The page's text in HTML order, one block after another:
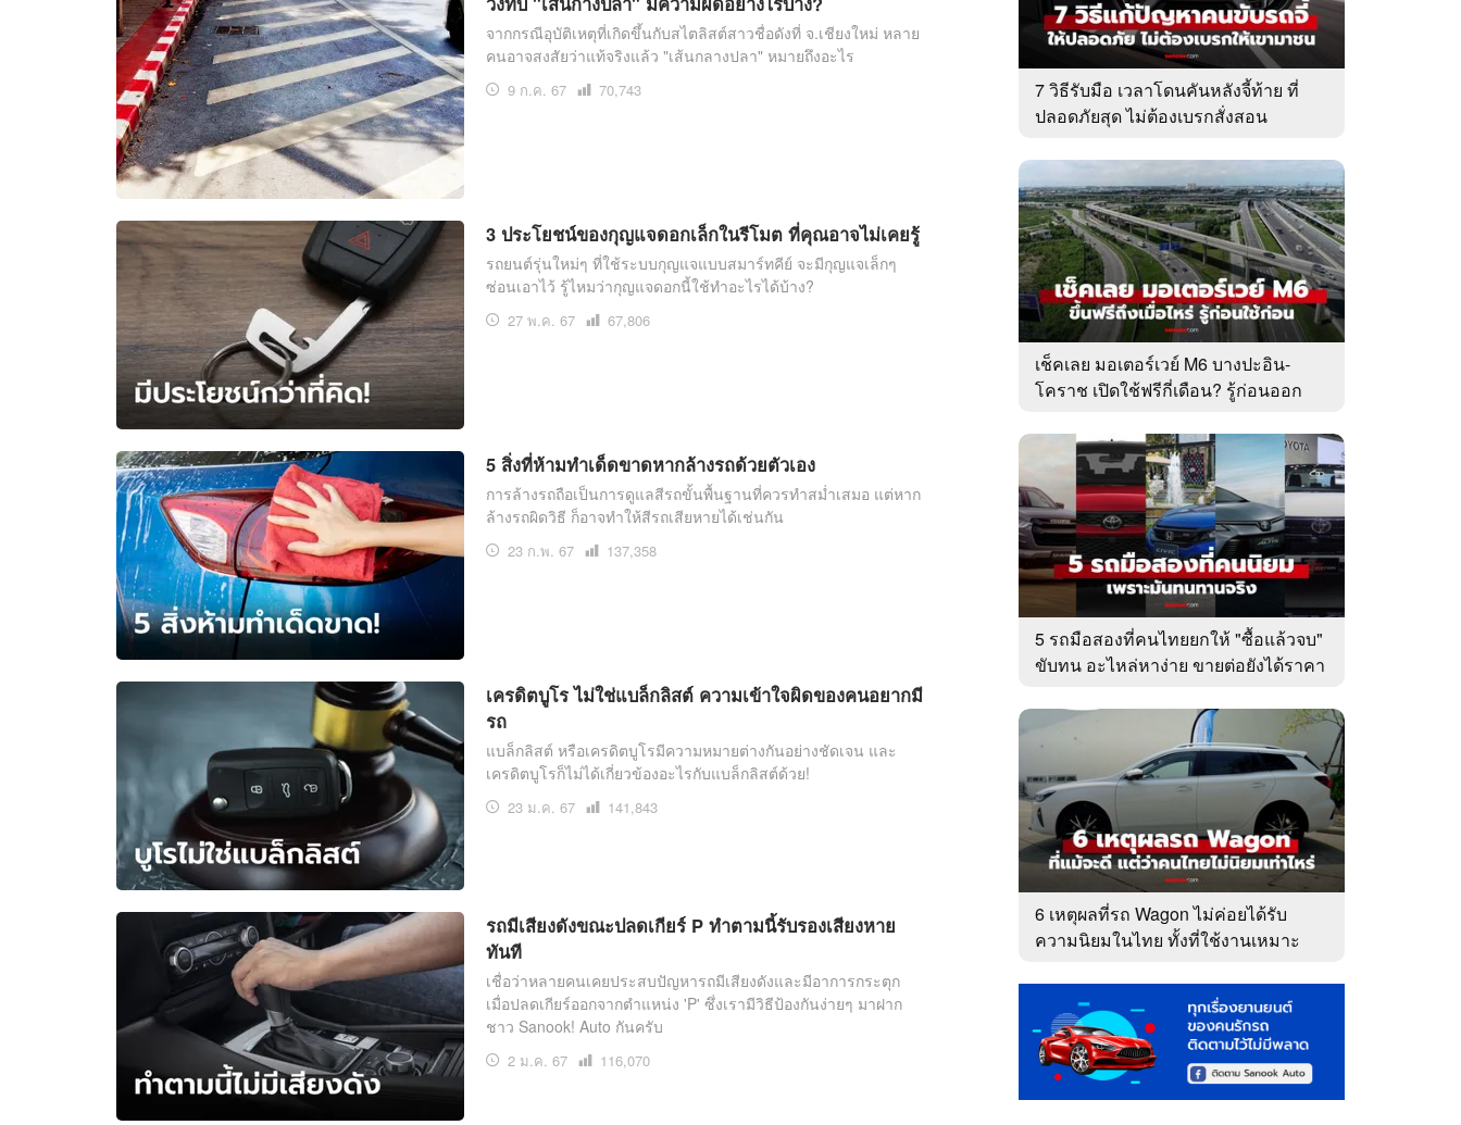
จากกรณีอุบัติเหตุที่เกิดขึ้นกับสไตลิสต์สาวชื่อดังที่ จ.เชียงใหม่ หลาย
คนอาจสงสัยว่าแท้จริงแล้ว "เส้นกลางปลา" หมายถึงอะไร
9 ก.ค. 67
เปิด
70,743
3 ประโยชน์ของกุญแจดอกเล็กในรีโมต ที่คุณอาจไม่เคยรู้
รถยนต์รุ่นใหม่ๆ ที่ใช้ระบบกุญแจแบบสมาร์ทคีย์ จะมีกุญแจเล็กๆ
ซ่อนเอาไว้ รู้ไหมว่ากุญแจดอกนี้ใช้ทำอะไรได้บ้าง?
27 พ.ค. 67
เปิด
67,806
5 สิ่งที่ห้ามทำเด็ดขาดหากล้างรถด้วยตัวเอง
การล้างรถถือเป็นการดูแลสีรถขั้นพื้นฐานที่ควรทำสม่ำเสมอ แต่หาก
ล้างรถผิดวิธี ก็อาจทำให้สีรถเสียหายได้เช่นกัน
23 ก.พ. 67
เปิด
137,358
เครดิตบูโร ไม่ใช่แบล็กลิสต์ ความเข้าใจผิดของคนอยากมี
รถ
แบล็กลิสต์ หรือเครดิตบูโรมีความหมายต่างกันอย่างชัดเจน และ
เครดิตบูโรก็ไม่ได้เกี่ยวข้องอะไรกับแบล็กลิสต์ด้วย!
23 ม.ค. 67
เปิด
141,843
รถมีเสียงดังขณะปลดเกียร์ P ทำตามนี้รับรองเสียงหาย
ทันที
เชื่อว่าหลายคนเคยประสบปัญหารถมีเสียงดังและมีอาการกระตุก
เมื่อปลดเกียร์ออกจากตำแหน่ง 'P' ซึ่งเรามีวิธีป้องกันง่ายๆ มาฝาก
ชาว Sanook! Auto กันครับ
2 ม.ค. 67
เปิด
116,070
7 วิธีรับมือ เวลาโดนคันหลังจี้ท้าย ที่
ปลอดภัยสุด ไม่ต้องเบรกสั่งสอน
เช็คเลย มอเตอร์เวย์ M6 บางปะอิน-
โคราช เปิดใช้ฟรีกี่เดือน? รู้ก่อนออก
5 รถมือสองที่คนไทยยกให้ "ซื้อแล้วจบ"
ขับทน อะไหล่หาง่าย ขายต่อยังได้ราคา
6 เหตุผลที่รถ Wagon ไม่ค่อยได้รับ
ความนิยมในไทย ทั้งที่ใช้งานเหมาะ